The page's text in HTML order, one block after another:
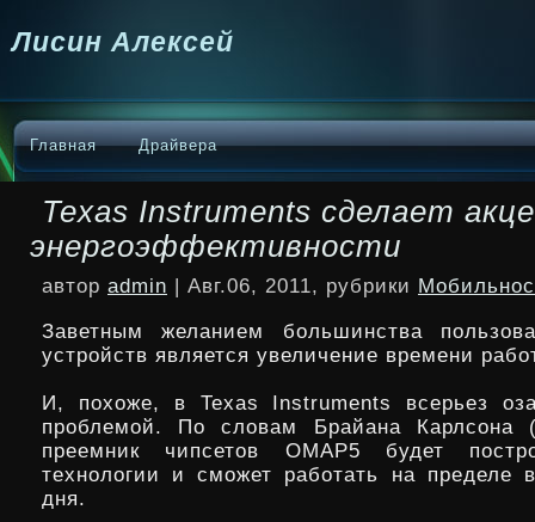
Лисин Алексей
Главная Драйвера
Texas Instruments сделает
энергоэффективности
автор admin | Авг.06, 2011, рубрики
Заветным желанием большинства
устройств является увеличение времени
И, похоже, в Texas Instruments всерьез
проблемой. По словам Брайана Карлсона
преемник чипсетов OMAP5 будет
технологии и сможет работать на пределе
дня.